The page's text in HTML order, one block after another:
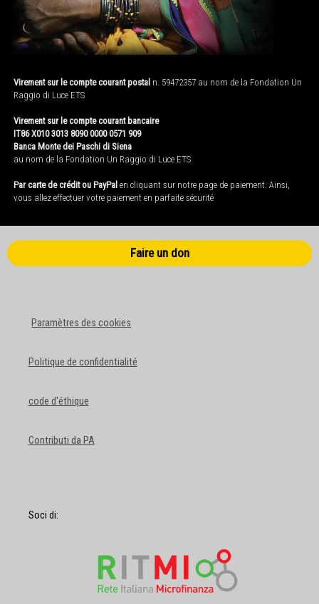
Virement sur le compte courant postal n. 59472357 au nom de la Fondation Un
Raggio di Luce ETS
Virement sur le compte courant bancaire
IT86 X010 3013 8090 0000 0571 909
Banca Monte dei Paschi di Siena
au nom de la Fondation Un Raggio di Luce ETS
Par carte de crédit ou PayPal en cliquant sur notre page de paiement. Ainsi,
vous allez effectuer votre paiement en parfaite sécurité
Faire un don
Paramètres des cookies
Politique de confidentialité
code d'éthique
Contributi da PA
Soci di: